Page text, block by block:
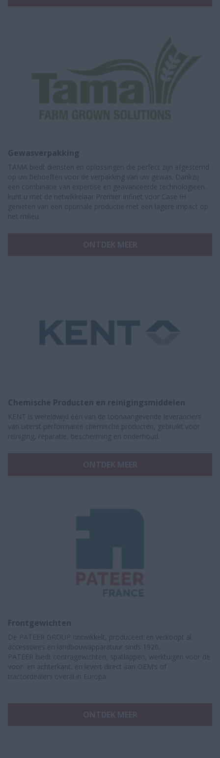
Gewasverpakking
TAMA biedt diensten en oplossingen die perfect zijn afgestemd
op uw behoeften voor de verpakking van uw gewas. Dankzij
een combinatie van expertise en geavanceerde technologieën,
kunt u met de netwikkelaar Premier Infinet voor Case IH
genieten van een optimale productie met een lagere impact op
het milieu.
Chemische Producten en reinigingsmiddelen
KENT is wereldwijd één van de toonaangevende leveranciers
van uiterst performante chemische producten, gebruikt voor
reiniging, reparatie, bescherming en onderhoud.
Frontgewichten
De PATEER GROUP ontwikkelt, produceert en verkoopt al
accessoires en landbouwapparatuur sinds 1920.
PATEER biedt contragewichten, spatlappen, werktuigen voor de
voor- en achterkant, en levert direct aan OEM’s of
tractordealers overal in Europa.